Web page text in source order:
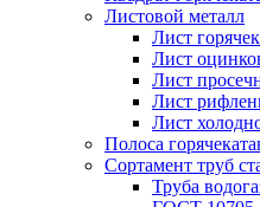
Листовой металл
Лист
Лист
Лист
Лист
Лист
Полоса
Сортамент труб
Труба